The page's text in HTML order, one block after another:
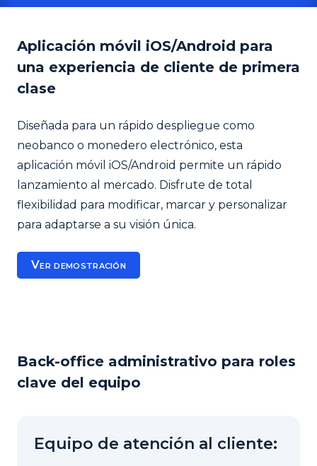
Aplicación móvil iOS/Android para
una experiencia de cliente de primera
clase
Diseñada para un rápido despliegue como
neobanco o monedero electrónico, esta
aplicación móvil iOS/Android permite un rápido
lanzamiento al mercado. Disfrute de total
flexibilidad para modificar, marcar y personalizar
para adaptarse a su visión única.
Ver demostración
Back-office administrativo para roles
clave del equipo
Equipo de atención al cliente: